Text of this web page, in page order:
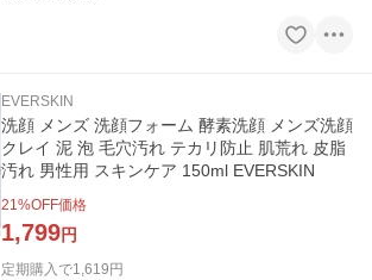
EVERSKIN
洗顔 メンズ 洗顔フォーム 酵素洗顔 メンズ洗顔
クレイ 泥 泡 毛穴汚れ テカリ防止 肌荒れ 皮脂
汚れ 男性用 スキンケア 150ml EVERSKIN
21%OFF価格
1,799円
定期購入で1,619 円